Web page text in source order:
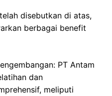
disebutkan di atas,
berbagai benefit
PT Antam
dan
meliputi